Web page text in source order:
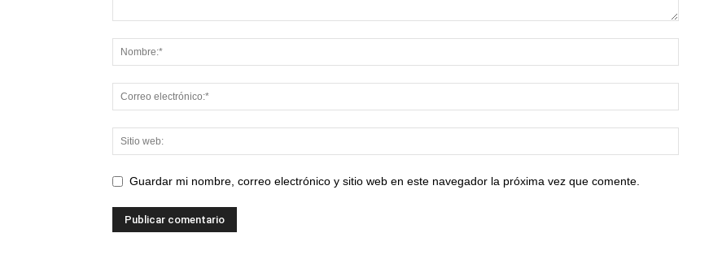
Guardar mi nombre, correo electrónico y sitio web en este navegador la próxima vez que comente.